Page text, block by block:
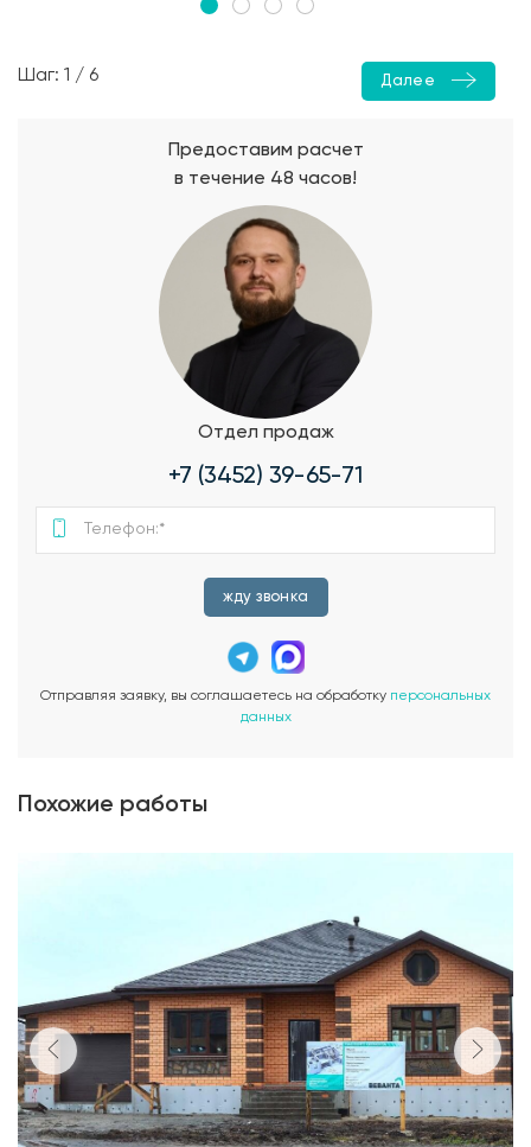
Шаг: 1 / 6 Далее
Предоставим расчет
в течение 48 часов!
Отдел продаж
+7 (3452) 39-65-71
жду звонка
Отправляя заявку, вы соглашаетесь на обработку персональных
данных
Похожие работы